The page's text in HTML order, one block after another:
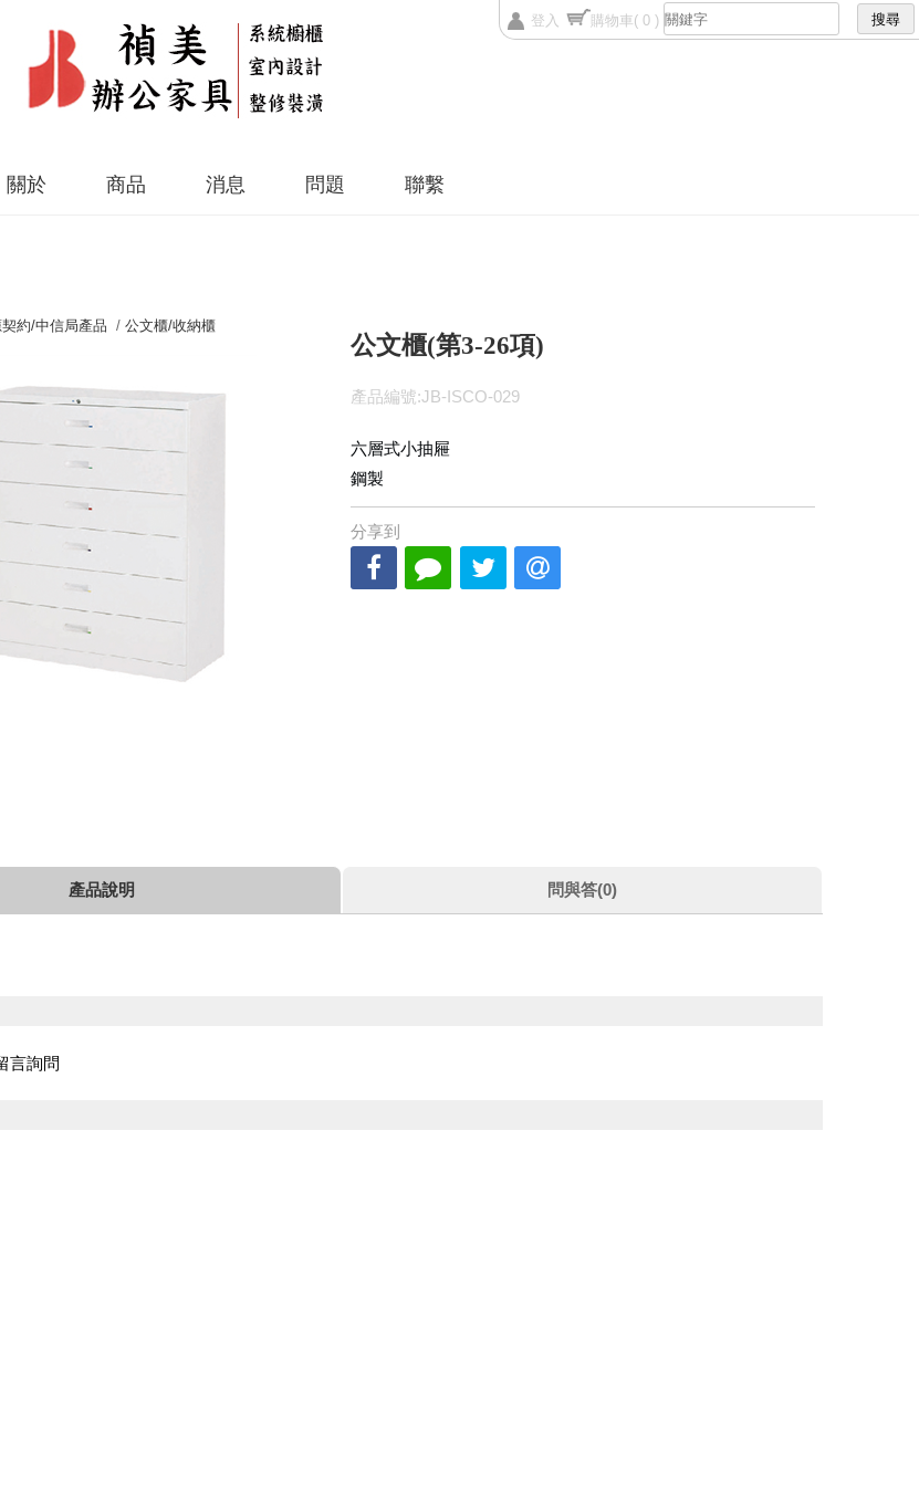
登入 購物車( 0 )
關於 商品 消息 問題 聯繫
約/中信局產品 / 公文櫃/收納櫃
公文櫃(第3-26項)
產品編號:JB-ISCO-029
六層式小抽屜
鋼製
分享到
產品說明 問與答(0)
言詢問